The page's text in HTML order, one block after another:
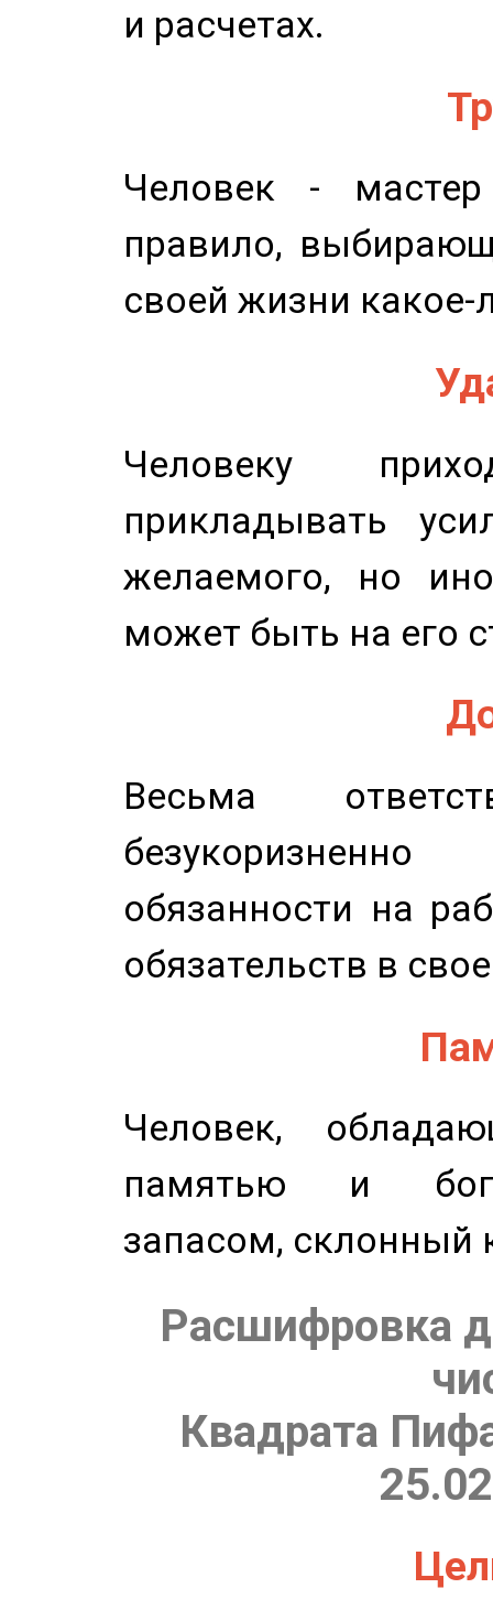
и расчетах.
Человек -
правило,
своей жизни какое-
Человеку
прикладывать
желаемого, но
может быть на его
Весьма
обязанности на
обязательств в
Человек,
памятью и
запасом, склонный
Расшифровка
Квадрата